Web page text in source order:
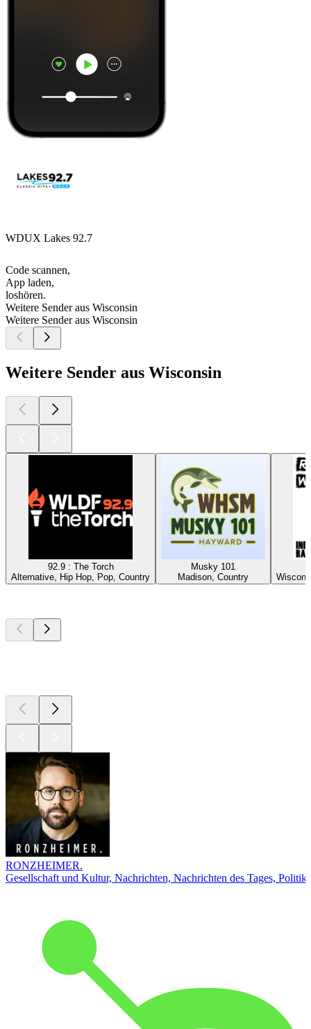
WDUX Lakes 92.7
Code scannen,
App laden,
loshören.
Weitere Sender aus Wisconsin
Weitere Sender aus Wisconsin
Weitere Sender aus Wisconsin
92.9 : The Torch
Alternative, Hip Hop, Pop, Country
Musky 101
Madison, Country
RONZHEIMER.
Gesellschaft und Kultur, Nachrichten, Nachrichten des Tages, Politik